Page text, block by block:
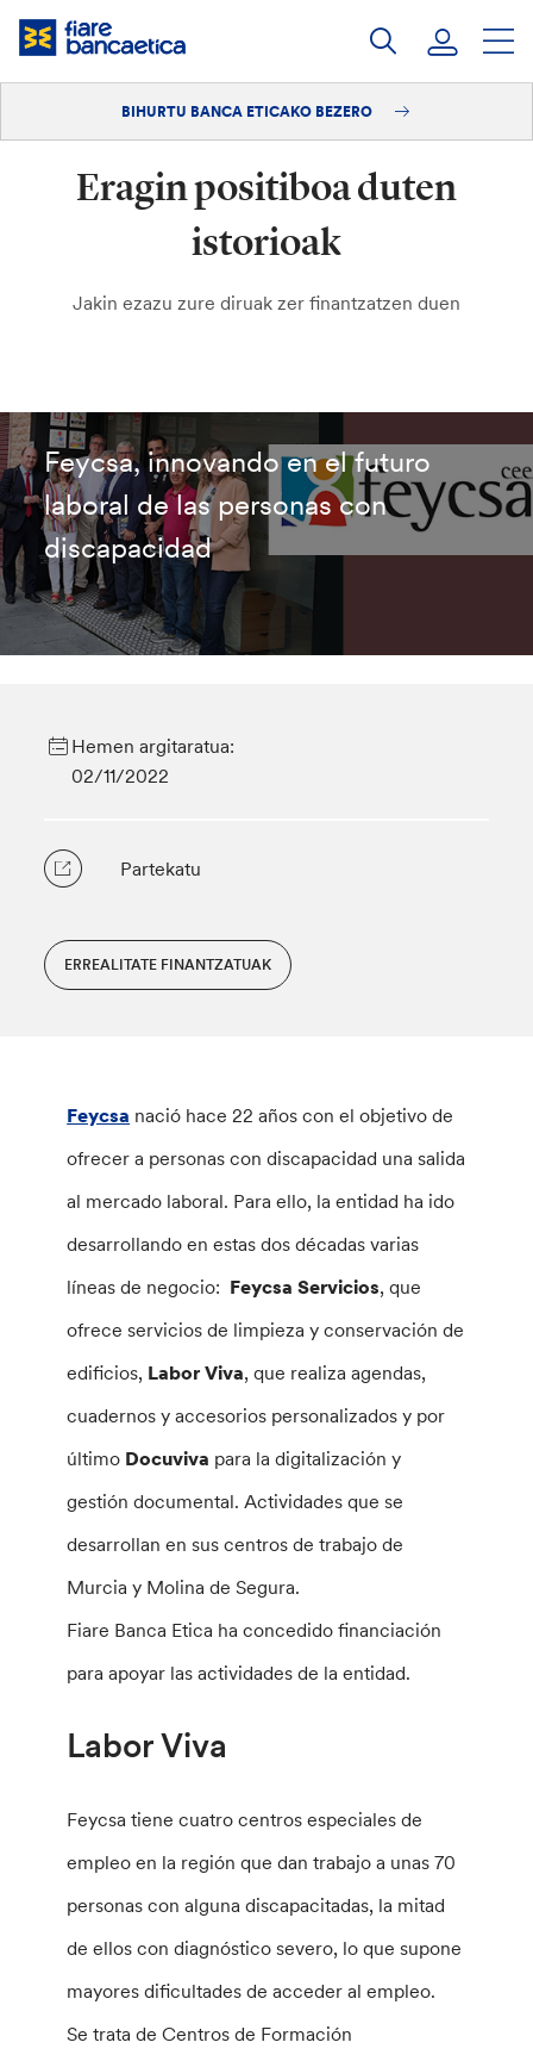
Pasatu
edukia
Bihurtu bezero
BIHURTU BANCA ETICAKO BEZERO
Eragin positiboa duten
istorioak
Jakin ezazu zure diruak zer finantzatzen duen
Feycsa, innovando en el futuro
laboral de las personas con
discapacidad
Hemen argitaratua:
02/11/2022
Partekatu
ERREALITATE FINANTZATUAK
Feycsa nació hace 22 años con el objetivo de
ofrecer a personas con discapacidad una salida
al mercado laboral. Para ello, la entidad ha ido
desarrollando en estas dos décadas varias
líneas de negocio: Feycsa Servicios, que
ofrece servicios de limpieza y conservación de
edificios, Labor Viva, que realiza agendas,
cuadernos y accesorios personalizados y por
último Docuviva para la digitalización y
gestión documental. Actividades que se
desarrollan en sus centros de trabajo de
Murcia y Molina de Segura.
Fiare Banca Etica ha concedido financiación
para apoyar las actividades de la entidad.
Labor Viva
Feycsa tiene cuatro centros especiales de
empleo en la región que dan trabajo a unas 70
personas con alguna discapacitadas, la mitad
de ellos con diagnóstico severo, lo que supone
mayores dificultades de acceder al empleo.
Se trata de Centros de Formación